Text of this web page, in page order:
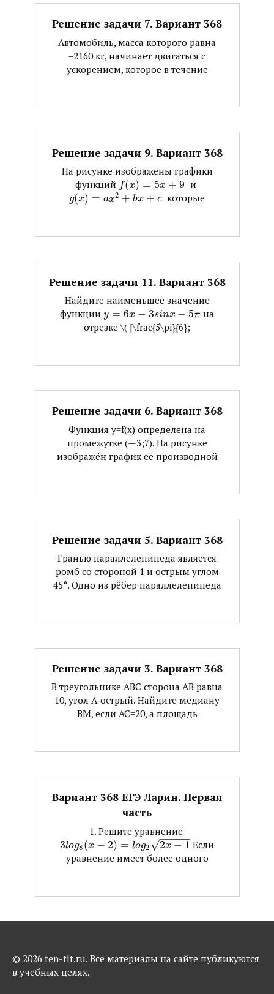
Решение задачи 7. Вариант 368
Автомобиль, масса которого равна
=2160 кг, начинает двигаться с
ускорением, которое в течение
Решение задачи 9. Вариант 368
На рисунке изображены графики
функций ​ f(x) = 5x + 9 ​ и ​
g(x) = ax2 + bx + c ​ которые
Решение задачи 11. Вариант 368
Найдите наименьшее значение
функции ​ y = 6x − 3sinx − 5π ​ на
отрезке ​\( [\frac{5\pi}{6};
Решение задачи 6. Вариант 368
Функция y=f(x) определена на
промежутке (—3;7). На рисунке
изображён график её производной
Решение задачи 5. Вариант 368
Гранью параллелепипеда является
ромб со стороной 1 и острым углом
45°. Одно из рёбер параллелепипеда
Решение задачи 3. Вариант 368
В треугольнике АВС сторона АВ равна
10, угол А‐острый. Найдите медиану
ВМ, если АС=20, а площадь
Вариант 368 ЕГЭ Ларин. Первая
часть
1. Решите уравнение ​
3log8 (x − 2) = log2 2x − 1
− −
−−−
√
​ Если
уравнение имеет более одного
© 2026 ten-tlt.ru. Все материалы на сайте публикуются
в учебных целях.